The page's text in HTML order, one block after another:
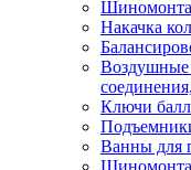
Накачка
Воздушные
Ключи
Ванны для